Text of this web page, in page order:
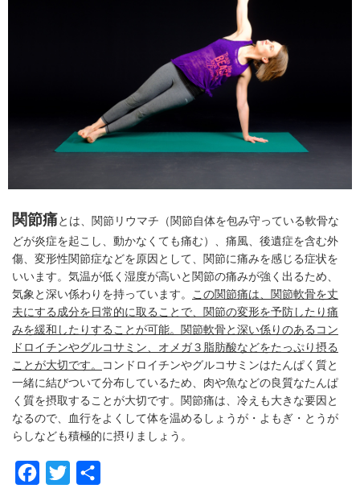
関節痛とは、関節リウマチ（関節自体を包み守っている軟骨な
どが炎症を起こし、動かなくても痛む）、痛風、後遺症を含む外
傷、変形性関節症などを原因として、関節に痛みを感じる症状を
いいます。気温が低く湿度が高いと関節の痛みが強く出るため、
気象と深い係わりを持っています。
この関節痛は、関節軟骨を丈
夫にする成分を日常的に取ることで、関節の変形を予防したり痛
みを緩和したりすることが可能。関節軟骨と深い係りのあるコン
ドロイチンやグルコサミン、オメガ３脂肪酸などをたっぷり摂る
ことが大切です。
コンドロイチンやグルコサミンはたんぱく質と
一緒に結びついて分布しているため、肉や魚などの良質なたんぱ
く質を摂取することが大切です。関節痛は、冷えも大きな要因と
なるので、血行をよくして体を温めるしょうが・よもぎ・とうが
らしなども積極的に摂りましょう。